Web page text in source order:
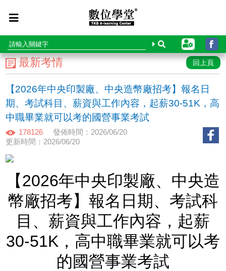
最新考情 回上頁
【2026年中央印製廠、中央造幣廠招考】報名日
期、考試科目、薪資與工作內容，起薪30-51K，高
中職畢業就可以考的國營事業考試
178126
發佈時間：2026/06/20
更新時間：2026/06/20
【2026年中央印製廠、中央造
幣廠招考】報名日期、考試科
目、薪資與工作內容，起薪
30-51K，高中職畢業就可以考
的國營事業考試